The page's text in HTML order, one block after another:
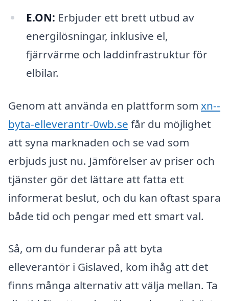
E.ON: Erbjuder ett brett utbud av
energilösningar, inklusive el,
fjärrvärme och laddinfrastruktur för
elbilar.
Genom att använda en plattform som xn--
byta-elleverantr-0wb.se får du möjlighet
att syna marknaden och se vad som
erbjuds just nu. Jämförelser av priser och
tjänster gör det lättare att fatta ett
informerat beslut, och du kan oftast spara
både tid och pengar med ett smart val.
Så, om du funderar på att byta
elleverantör i Gislaved, kom ihåg att det
finns många alternativ att välja mellan. Ta